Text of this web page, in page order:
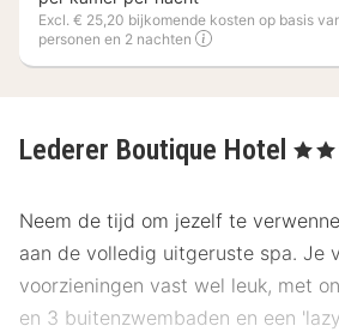
Excl. € 25,20 bijkomende kosten op basis
personen en 2 nachten
Lederer Boutique Hotel , 4
Neem de tijd om jezelf te
aan de volledig uitgeruste spa. Je
voorzieningen vast wel leuk, met
en 3 buitenzwembaden en een